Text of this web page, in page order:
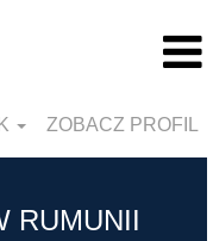
ZOBACZ PROFIL
RUMUNII